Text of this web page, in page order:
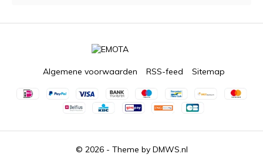
© 2026 - Theme by DMWS.nl
Algemene voorwaarden RSS-feed Sitemap